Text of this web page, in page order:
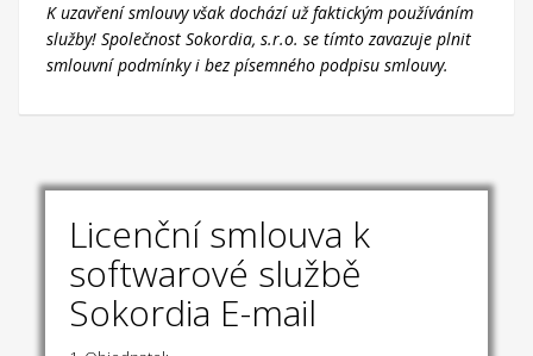
K uzavření smlouvy však dochází už faktickým používáním
služby! Společnost Sokordia, s.r.o. se tímto zavazuje plnit
smlouvní podmínky i bez písemného podpisu smlouvy.
Licenční smlouva k
softwarové službě
Sokordia E-mail